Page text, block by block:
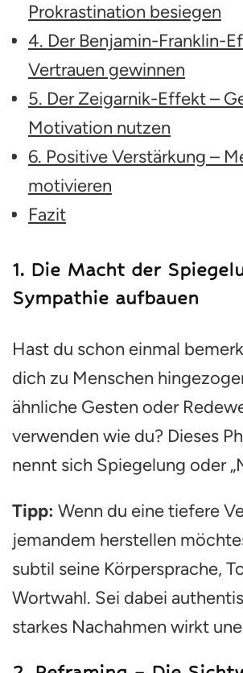
Prokrastination besiegen
4. Der Benjamin-Franklin-
Vertrauen gewinnen
5. Der Zeigarnik-Effekt –
Motivation nutzen
6. Positive Verstärkung –
motivieren
Fazit
1. Die Macht der
Sympathie aufbauen
Hast du schon einmal
dich zu Menschen
ähnliche Gesten oder
verwenden wie du? Dieses
nennt sich Spiegelung oder
Tipp: Wenn du eine tiefere
jemandem herstellen
subtil seine Körpersprache,
Wortwahl. Sei dabei
starkes Nachahmen wirkt